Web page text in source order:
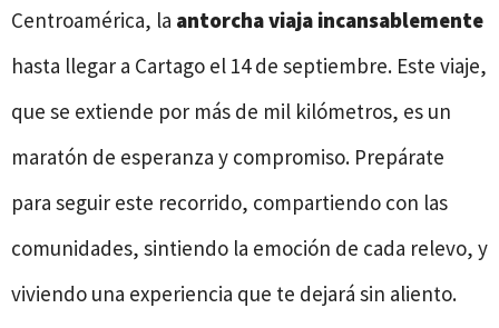
Centroamérica, la antorcha viaja incansablemente
hasta llegar a Cartago el 14 de septiembre. Este viaje,
que se extiende por más de mil kilómetros, es un
maratón de esperanza y compromiso. Prepárate
para seguir este recorrido, compartiendo con las
comunidades, sintiendo la emoción de cada relevo, y
viviendo una experiencia que te dejará sin aliento.